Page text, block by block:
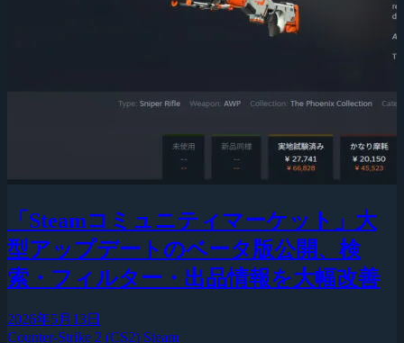
「Steamコミュニティマーケット」大
型アップデートのベータ版公開、検
索・フィルター・出品情報を大幅改善
2026年5月13日
Counter-Strike 2 (CS2) Steam